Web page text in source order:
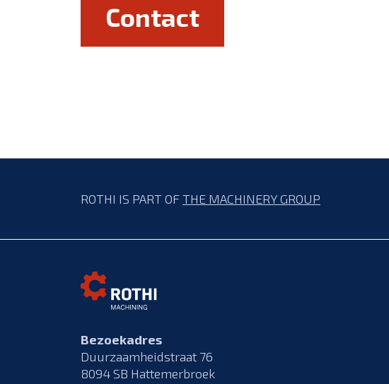
Contact
ROTHI IS PART OFTHE MACHINERY GROUP
Bezoekadres
Duurzaamheidstraat 76
8094 SB Hattemerbroek